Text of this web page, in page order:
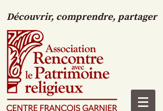
Découvrir, comprendre, partager